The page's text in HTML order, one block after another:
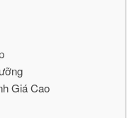
Giá Cao